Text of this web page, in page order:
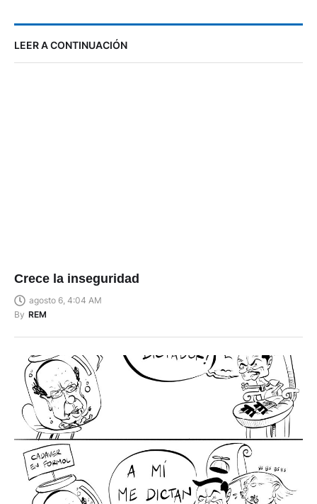
LEER A CONTINUACIÓN
Crece la inseguridad
agosto 6, 4:04 AM
By REM